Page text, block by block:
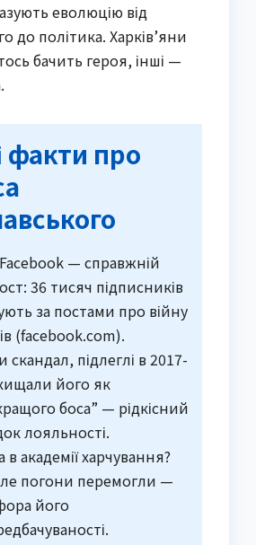
еволюцію від
до політика. Харків’яни
бачить героя, інші —
факти про
— справжній
36 тисяч підписників
за постами про війну
(facebook.com).
скандал, підлеглі в 2017-
його як
боса” — рідкісний
лояльності.
в академії харчування?
погони перемогли —
його